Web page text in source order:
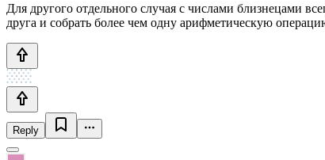
Для другого отдельного случая с числами близнецами
друга и собрать более чем одну арифметическую
Reply